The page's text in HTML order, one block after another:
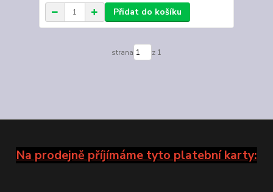
Přidat do košíku
strana z 1
Na prodejně příjímáme tyto platební karty: